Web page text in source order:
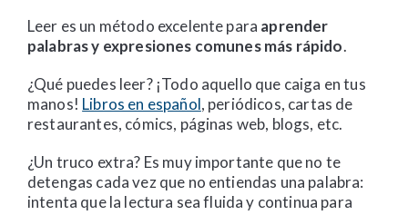
Leer es un método excelente para aprender
palabras y expresiones comunes más rápido.
¿Qué puedes leer? ¡Todo aquello que caiga en tus
manos! Libros en español, periódicos, cartas de
restaurantes, cómics, páginas web, blogs, etc.
¿Un truco extra? Es muy importante que no te
detengas cada vez que no entiendas una palabra:
intenta que la lectura sea fluida y continua para